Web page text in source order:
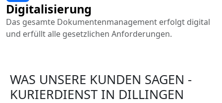
Digitalisierung
Das gesamte Dokumentenmanagement erfolgt digital
und erfüllt alle gesetzlichen Anforderungen.
WAS UNSERE KUNDEN SAGEN -
KURIERDIENST IN DILLINGEN